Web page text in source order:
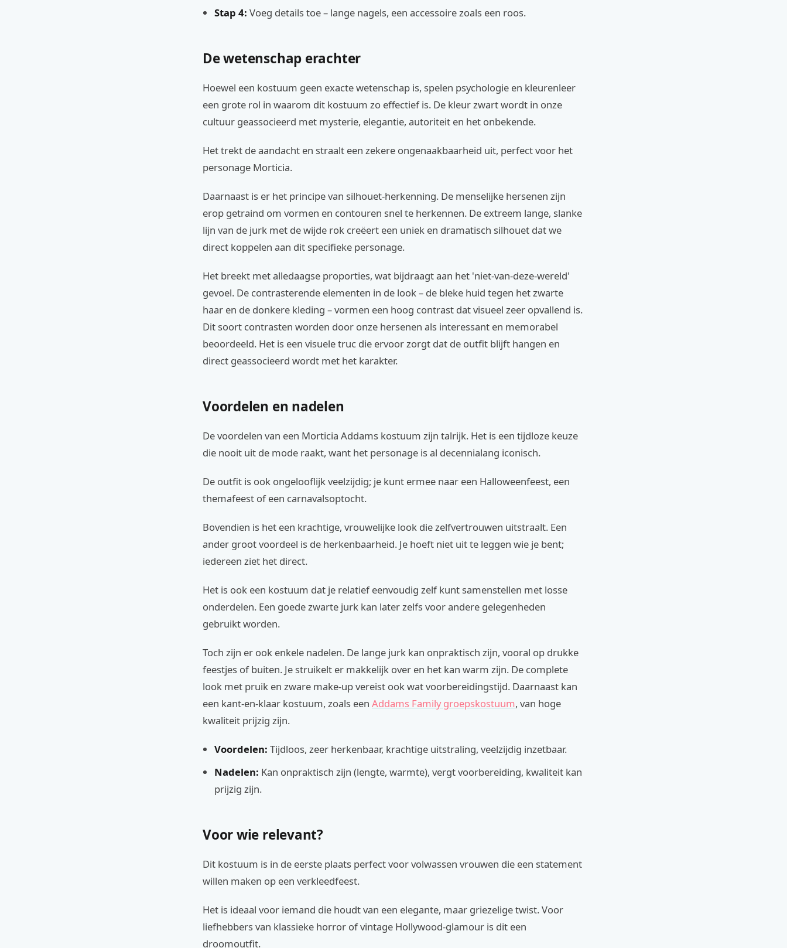
Stap 4: Voeg details toe – lange nagels, een accessoire zoals een roos.
De wetenschap erachter
Hoewel een kostuum geen exacte wetenschap is, spelen psychologie en kleurenleer
een grote rol in waarom dit kostuum zo effectief is. De kleur zwart wordt in onze
cultuur geassocieerd met mysterie, elegantie, autoriteit en het onbekende.
Het trekt de aandacht en straalt een zekere ongenaakbaarheid uit, perfect voor het
personage Morticia.
Daarnaast is er het principe van silhouet-herkenning. De menselijke hersenen zijn
erop getraind om vormen en contouren snel te herkennen. De extreem lange, slanke
lijn van de jurk met de wijde rok creëert een uniek en dramatisch silhouet dat we
direct koppelen aan dit specifieke personage.
Het breekt met alledaagse proporties, wat bijdraagt aan het 'niet-van-deze-wereld'
gevoel. De contrasterende elementen in de look – de bleke huid tegen het zwarte
haar en de donkere kleding – vormen een hoog contrast dat visueel zeer opvallend is.
Dit soort contrasten worden door onze hersenen als interessant en memorabel
beoordeeld. Het is een visuele truc die ervoor zorgt dat de outfit blijft hangen en
direct geassocieerd wordt met het karakter.
Voordelen en nadelen
De voordelen van een Morticia Addams kostuum zijn talrijk. Het is een tijdloze keuze
die nooit uit de mode raakt, want het personage is al decennialang iconisch.
De outfit is ook ongelooflijk veelzijdig; je kunt ermee naar een Halloweenfeest, een
themafeest of een carnavalsoptocht.
Bovendien is het een krachtige, vrouwelijke look die zelfvertrouwen uitstraalt. Een
ander groot voordeel is de herkenbaarheid. Je hoeft niet uit te leggen wie je bent;
iedereen ziet het direct.
Het is ook een kostuum dat je relatief eenvoudig zelf kunt samenstellen met losse
onderdelen. Een goede zwarte jurk kan later zelfs voor andere gelegenheden
gebruikt worden.
Toch zijn er ook enkele nadelen. De lange jurk kan onpraktisch zijn, vooral op drukke
feestjes of buiten. Je struikelt er makkelijk over en het kan warm zijn. De complete
look met pruik en zware make-up vereist ook wat voorbereidingstijd. Daarnaast kan
een kant-en-klaar kostuum, zoals een Addams Family groepskostuum, van hoge
kwaliteit prijzig zijn.
Voordelen: Tijdloos, zeer herkenbaar, krachtige uitstraling, veelzijdig inzetbaar.
Nadelen: Kan onpraktisch zijn (lengte, warmte), vergt voorbereiding, kwaliteit kan
prijzig zijn.
Voor wie relevant?
Dit kostuum is in de eerste plaats perfect voor volwassen vrouwen die een statement
willen maken op een verkleedfeest.
Het is ideaal voor iemand die houdt van een elegante, maar griezelige twist. Voor
liefhebbers van klassieke horror of vintage Hollywood-glamour is dit een
droomoutfit.